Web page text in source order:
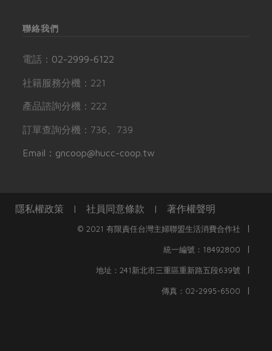
聯絡我們
電話： 02-2999-6122
社籍服務分機：221
產品諮詢分機：222
訂單查詢分機：736、739
Email：gncoop@hucc-coop.tw
隱私權政策 | 社員同意條款 | 著作權聲明
© 2021 有限責任台灣主婦聯盟生活消費合作社 |
統一編號：18492800 |
地址：241新北市三重區重新路五段639號 |
傳真：02-2995-6500 |